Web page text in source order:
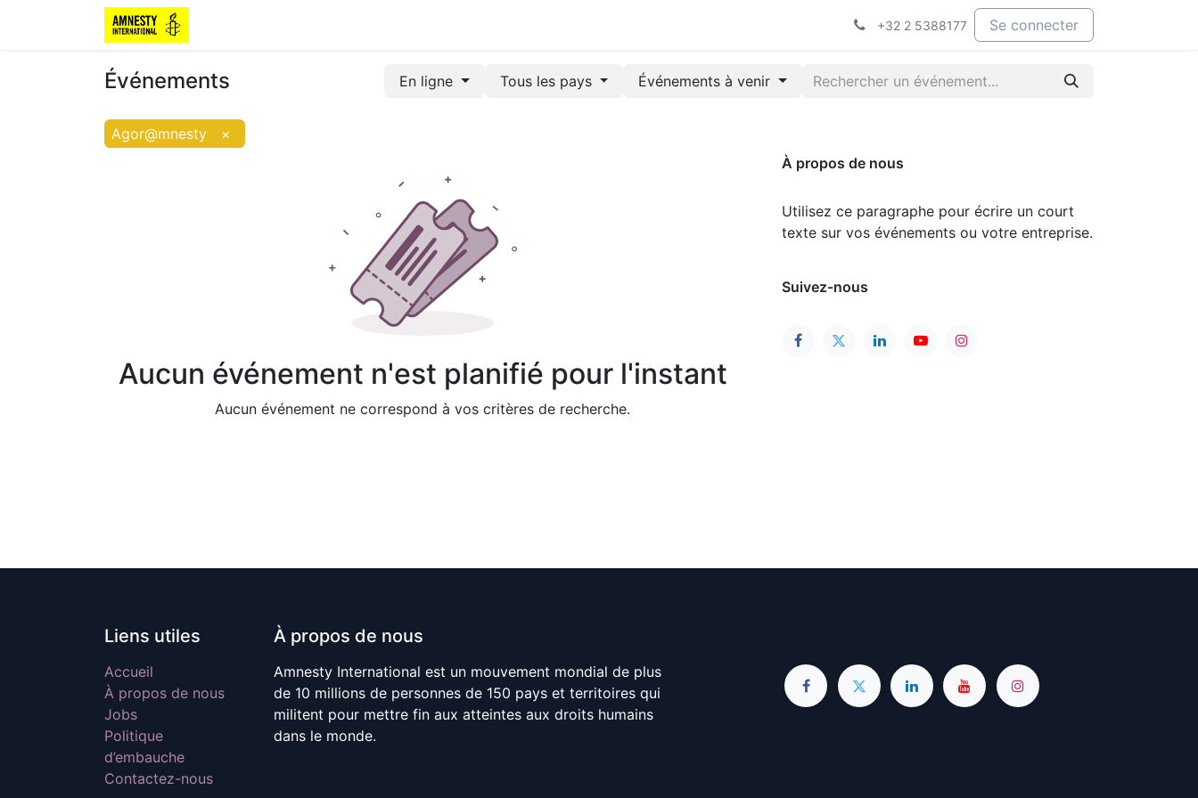
+32 2 5388177 Se connecter
Événements En ligne Tous les pays Événements à venir
Agor@mnesty ×
Aucun événement n'est planifié pour l'instant
Aucun événement ne correspond à vos critères de recherche.
À propos de nous
Utilisez ce paragraphe pour écrire un court
texte sur vos événements ou votre entreprise.
Suivez-nous
Liens utiles
Accueil
À propos de nous
Jobs
Politique
d’embauche
Contactez-nous
À propos de nous
Amnesty International est un mouvement mondial de plus
de 10 millions de personnes de 150 pays et territoires qui
militent pour mettre fin aux atteintes aux droits humains
dans le monde.